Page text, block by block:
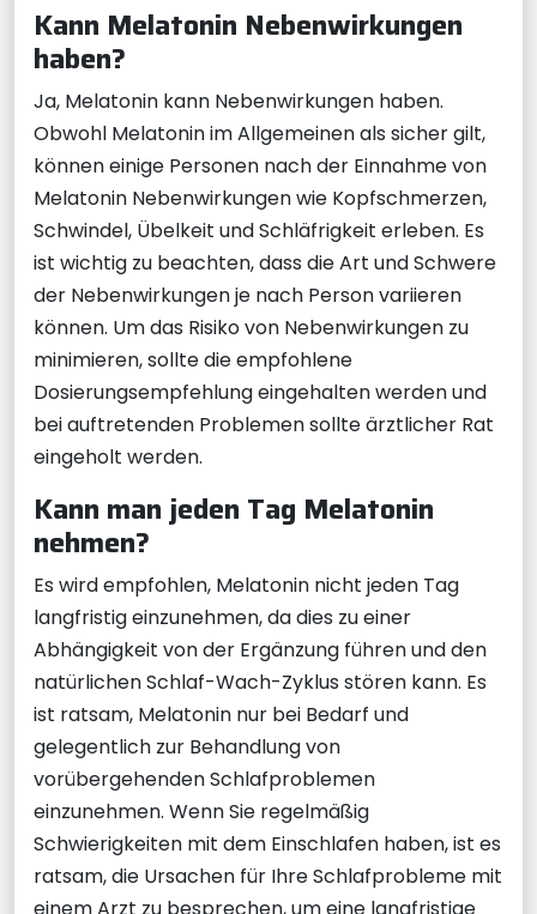
Kann Melatonin Nebenwirkungen
haben?
Ja, Melatonin kann Nebenwirkungen haben.
Obwohl Melatonin im Allgemeinen als sicher gilt,
können einige Personen nach der Einnahme von
Melatonin Nebenwirkungen wie Kopfschmerzen,
Schwindel, Übelkeit und Schläfrigkeit erleben. Es
ist wichtig zu beachten, dass die Art und Schwere
der Nebenwirkungen je nach Person variieren
können. Um das Risiko von Nebenwirkungen zu
minimieren, sollte die empfohlene
Dosierungsempfehlung eingehalten werden und
bei auftretenden Problemen sollte ärztlicher Rat
eingeholt werden.
Kann man jeden Tag Melatonin
nehmen?
Es wird empfohlen, Melatonin nicht jeden Tag
langfristig einzunehmen, da dies zu einer
Abhängigkeit von der Ergänzung führen und den
natürlichen Schlaf-Wach-Zyklus stören kann. Es
ist ratsam, Melatonin nur bei Bedarf und
gelegentlich zur Behandlung von
vorübergehenden Schlafproblemen
einzunehmen. Wenn Sie regelmäßig
Schwierigkeiten mit dem Einschlafen haben, ist es
ratsam, die Ursachen für Ihre Schlafprobleme mit
einem Arzt zu besprechen, um eine langfristige